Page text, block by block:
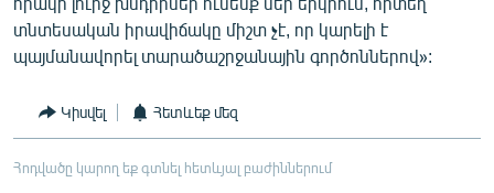
տնտեսական իրավիճակը միշտ չէ, որ կարելի է
պայմանավորել տարածաշրջանային գործոններով»:
Կիսվել Հետևեք մեզ
Հոդվածը կարող եք գտնել հետևյալ բաժիններում